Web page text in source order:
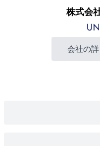
株式会
会社の